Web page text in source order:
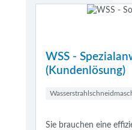
WSS -
(Kundenlösung)
Sie brauchen eine